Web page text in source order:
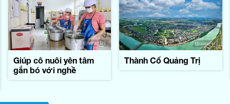
Giúp cô nuôi yên tâm
gắn bó với nghề
Thành Cổ Quảng Trị